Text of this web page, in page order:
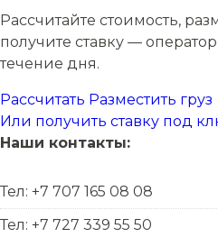
Рассчитайте стоимость,
получите ставку —
течение дня.
Рассчитать Разместить
Или получить ставку под
Наши контакты:
Тел: +7 707 165 08 08
Тел: +7 727 339 55 50